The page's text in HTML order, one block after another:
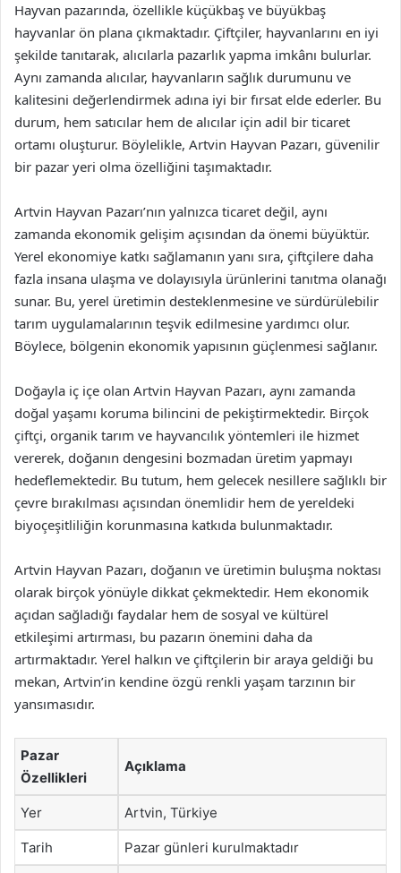
Hayvan pazarında, özellikle küçükbaş ve büyükbaş
hayvanlar ön plana çıkmaktadır. Çiftçiler, hayvanlarını en iyi
şekilde tanıtarak, alıcılarla pazarlık yapma imkânı bulurlar.
Aynı zamanda alıcılar, hayvanların sağlık durumunu ve
kalitesini değerlendirmek adına iyi bir fırsat elde ederler. Bu
durum, hem satıcılar hem de alıcılar için adil bir ticaret
ortamı oluşturur. Böylelikle, Artvin Hayvan Pazarı, güvenilir
bir pazar yeri olma özelliğini taşımaktadır.
Artvin Hayvan Pazarı’nın yalnızca ticaret değil, aynı
zamanda ekonomik gelişim açısından da önemi büyüktür.
Yerel ekonomiye katkı sağlamanın yanı sıra, çiftçilere daha
fazla insana ulaşma ve dolayısıyla ürünlerini tanıtma olanağı
sunar. Bu, yerel üretimin desteklenmesine ve sürdürülebilir
tarım uygulamalarının teşvik edilmesine yardımcı olur.
Böylece, bölgenin ekonomik yapısının güçlenmesi sağlanır.
Doğayla iç içe olan Artvin Hayvan Pazarı, aynı zamanda
doğal yaşamı koruma bilincini de pekiştirmektedir. Birçok
çiftçi, organik tarım ve hayvancılık yöntemleri ile hizmet
vererek, doğanın dengesini bozmadan üretim yapmayı
hedeflemektedir. Bu tutum, hem gelecek nesillere sağlıklı bir
çevre bırakılması açısından önemlidir hem de yereldeki
biyoçeşitliliğin korunmasına katkıda bulunmaktadır.
Artvin Hayvan Pazarı, doğanın ve üretimin buluşma noktası
olarak birçok yönüyle dikkat çekmektedir. Hem ekonomik
açıdan sağladığı faydalar hem de sosyal ve kültürel
etkileşimi artırması, bu pazarın önemini daha da
artırmaktadır. Yerel halkın ve çiftçilerin bir araya geldiği bu
mekan, Artvin’in kendine özgü renkli yaşam tarzının bir
yansımasıdır.
Pazar
Özellikleri
Açıklama
Yer Artvin, Türkiye
Tarih Pazar günleri kurulmaktadır